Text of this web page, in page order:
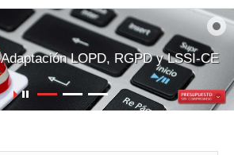
Adaptación LOPD, RGPD y LSSI-CE